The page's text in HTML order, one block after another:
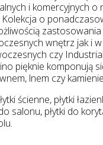
i komercyjnych o
o
wnętrz jak i
czy
pięknie komponują
lnem czy
ścienne, płytki
salonu, płytki do